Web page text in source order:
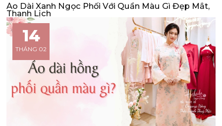
Áo Dài Xanh Ngọc Phối Với Quần Màu Gì Đẹp Mắt,
Thanh Lịch
14
THÁNG 02